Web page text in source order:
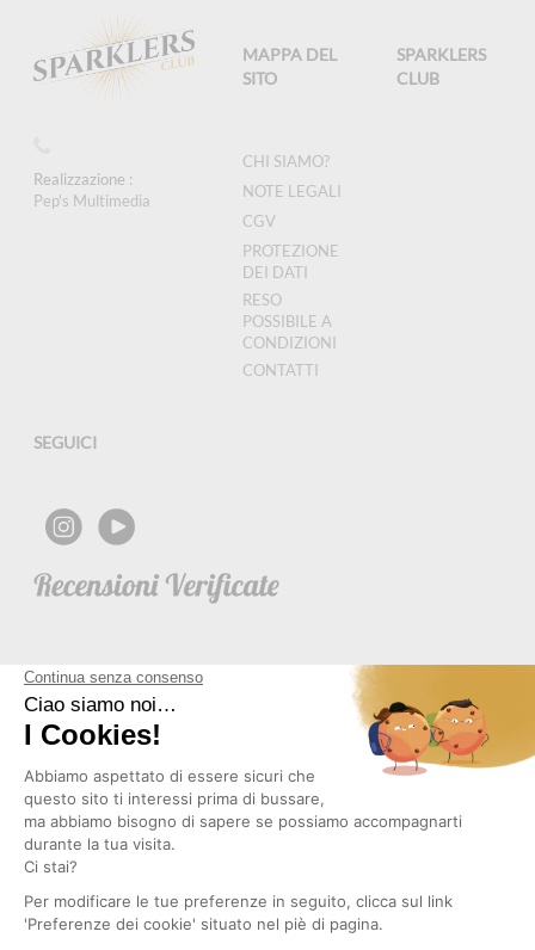
Realizzazione :
Pep's Multimedia
MAPPA DEL
SITO
CHI SIAMO?
NOTE LEGALI
CGV
PROTEZIONE
DEI DATI
RESO
POSSIBILE A
CONDIZIONI
CONTATTI
SPARKLERS
CLUB
SEGUICI
NEWSLETTER